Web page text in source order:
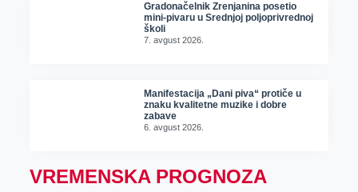
Gradonačelnik Zrenjanina posetio
mini-pivaru u Srednjoj poljoprivrednoj
školi
7. avgust 2026.
Manifestacija „Dani piva“ protiče u
znaku kvalitetne muzike i dobre
zabave
6. avgust 2026.
VREMENSKA PROGNOZA